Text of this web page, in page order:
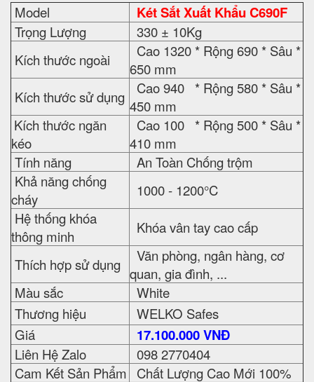
Model Két Sắt Xuất Khẩu C690F
Trọng Lượng
330 ± 10Kg
Kích thước ngoài
Cao 1320 * Rộng 690 * Sâu *
650 mm
Kích thước sử dụng
Cao 940 * Rộng 580 * Sâu *
450 mm
Kích thước ngăn
kéo
Cao 100 * Rộng 500 * Sâu *
410 mm
Tính năng
An Toàn Chống trộm
Khả năng chống
cháy
1000 - 1200°C
Hệ thống khóa
thông minh
Khóa vân tay cao cấp
Thích hợp sử dụng
Văn phòng, ngân hàng, cơ
quan, gia đình, ...
Màu sắc
White
Thương hiệu
WELKO Safes
Giá
17.100.000 VNĐ
Liên Hệ Zalo
098 2770404
Cam Kết Sản Phẩm
Chất Lượng Cao Mới 100%